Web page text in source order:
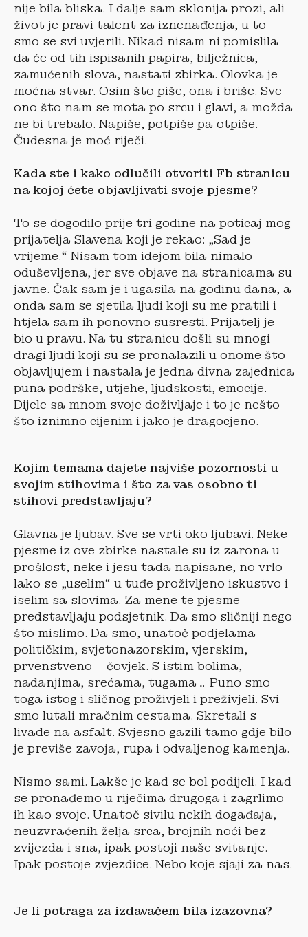
nije bila bliska. I dalje sam sklonija prozi, ali
život je pravi talent za iznenađenja, u to
smo se svi uvjerili. Nikad nisam ni pomislila
da će od tih ispisanih papira, bilježnica,
zamućenih slova, nastati zbirka. Olovka je
moćna stvar. Osim što piše, ona i briše. Sve
ono što nam se mota po srcu i glavi, a možda
ne bi trebalo. Napiše, potpiše pa otpiše.
Čudesna je moć riječi.
Kada ste i kako odlučili otvoriti Fb stranicu
na kojoj ćete objavljivati svoje pjesme?
To se dogodilo prije tri godine na poticaj mog
prijatelja Slavena koji je rekao: „Sad je
vrijeme.“ Nisam tom idejom bila nimalo
oduševljena, jer sve objave na stranicama su
javne. Čak sam je i ugasila na godinu dana, a
onda sam se sjetila ljudi koji su me pratili i
htjela sam ih ponovno susresti. Prijatelj je
bio u pravu. Na tu stranicu došli su mnogi
dragi ljudi koji su se pronalazili u onome što
objavljujem i nastala je jedna divna zajednica
puna podrške, utjehe, ljudskosti, emocije.
Dijele sa mnom svoje doživljaje i to je nešto
što iznimno cijenim i jako je dragocjeno.
Kojim temama dajete najviše pozornosti u
svojim stihovima i što za vas osobno ti
stihovi predstavljaju?
Glavna je ljubav. Sve se vrti oko ljubavi. Neke
pjesme iz ove zbirke nastale su iz zarona u
prošlost, neke i jesu tada napisane, no vrlo
lako se „uselim“ u tuđe proživljeno iskustvo i
iselim sa slovima. Za mene te pjesme
predstavljaju podsjetnik. Da smo sličniji nego
što mislimo. Da smo, unatoč podjelama –
političkim, svjetonazorskim, vjerskim,
prvenstveno – čovjek. S istim bolima,
nadanjima, srećama, tugama… Puno smo
toga istog i sličnog proživjeli i preživjeli. Svi
smo lutali mračnim cestama. Skretali s
livade na asfalt. Svjesno gazili tamo gdje bilo
je previše zavoja, rupa i odvaljenog kamenja.
Nismo sami. Lakše je kad se bol podijeli. I kad
se pronađemo u riječima drugoga i zagrlimo
ih kao svoje. Unatoč sivilu nekih događaja,
neuzvraćenih želja srca, brojnih noći bez
zvijezda i sna, ipak postoji naše svitanje.
Ipak postoje zvjezdice. Nebo koje sjaji za nas.
Je li potraga za izdavačem bila izazovna?